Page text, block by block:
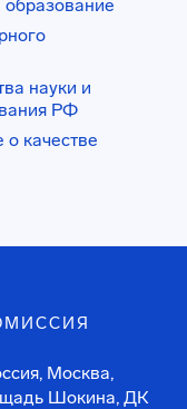
науки и
РФ
о качестве
Москва,
Шокина, ДК